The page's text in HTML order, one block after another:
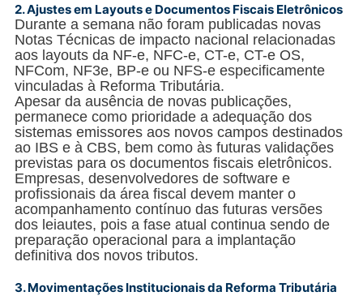
2. Ajustes em Layouts e Documentos Fiscais Eletrônicos
Durante a semana não foram publicadas novas
Notas Técnicas de impacto nacional relacionadas
aos layouts da NF-e, NFC-e, CT-e, CT-e OS,
NFCom, NF3e, BP-e ou NFS-e especificamente
vinculadas à Reforma Tributária.
Apesar da ausência de novas publicações,
permanece como prioridade a adequação dos
sistemas emissores aos novos campos destinados
ao IBS e à CBS, bem como às futuras validações
previstas para os documentos fiscais eletrônicos.
Empresas, desenvolvedores de software e
profissionais da área fiscal devem manter o
acompanhamento contínuo das futuras versões
dos leiautes, pois a fase atual continua sendo de
preparação operacional para a implantação
definitiva dos novos tributos.
3.Movimentações Institucionais da Reforma Tributária